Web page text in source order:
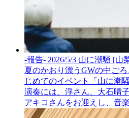
-報告- 2026/5/3 山に潮騒 [山
夏のかおり漂うGWの中ご
じめてのイベント「山に潮
演奏には、浮さん、大石晴
アキコさんをお迎えし、音